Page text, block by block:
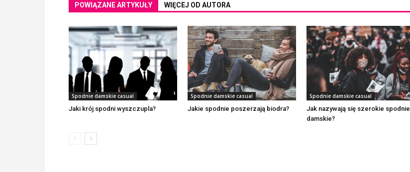
POWIĄZANE ARTYKUŁY WIĘCEJ OD AUTORA
Spodnie damskie casual
Jaki krój spodni wyszczupla?
Spodnie damskie casual
Jakie spodnie poszerzają biodra?
Spodnie damskie casual
Jak nazywają się szerokie spodnie
damskie?